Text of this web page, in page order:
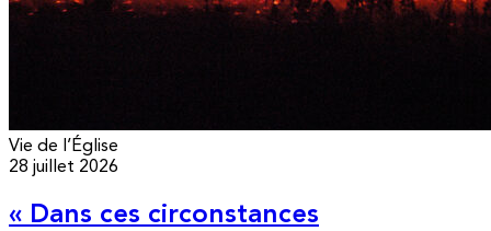
Vie de l’Église
28 juillet 2026
« Dans ces circonstances